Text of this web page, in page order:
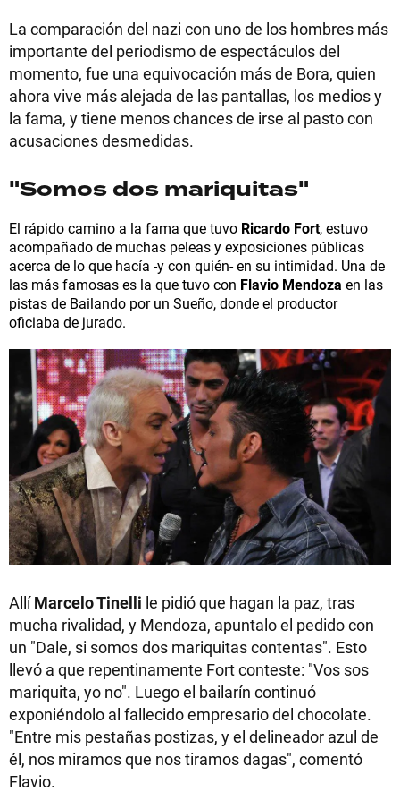
La comparación del nazi con uno de los hombres más
importante del periodismo de espectáculos del
momento, fue una equivocación más de Bora, quien
ahora vive más alejada de las pantallas, los medios y
la fama, y tiene menos chances de irse al pasto con
acusaciones desmedidas.
"Somos dos mariquitas"
El rápido camino a la fama que tuvo Ricardo Fort, estuvo
acompañado de muchas peleas y exposiciones públicas
acerca de lo que hacía -y con quién- en su intimidad. Una de
las más famosas es la que tuvo con Flavio Mendoza en las
pistas de Bailando por un Sueño, donde el productor
oficiaba de jurado.
AllíMarcelo Tinelli le pidió que hagan la paz, tras
mucha rivalidad, y Mendoza, apuntalo el pedido con
un "Dale, si somos dos mariquitas contentas". Esto
llevó a que repentinamente Fort conteste: "Vos sos
mariquita, yo no". Luego el bailarín continuó
exponiéndolo al fallecido empresario del chocolate.
"Entre mis pestañas postizas, y el delineador azul de
él, nos miramos que nos tiramos dagas", comentó
Flavio.